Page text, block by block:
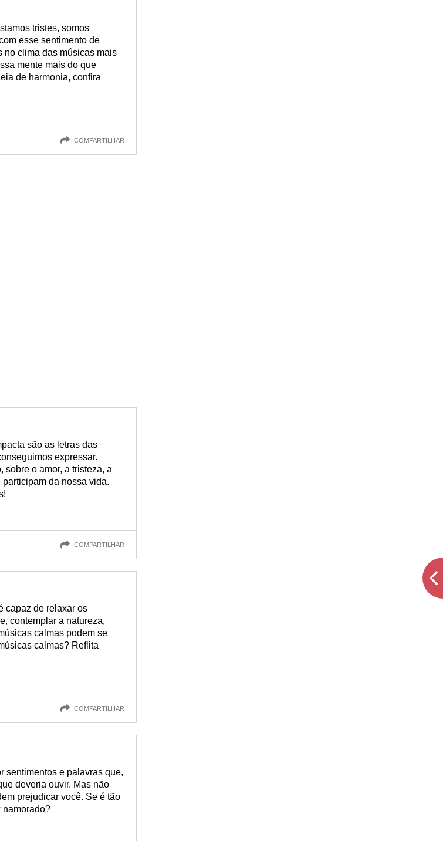
tristes, somos
esse sentimento de
no clima das músicas mais
mente mais do que
de harmonia, confira
COMPARTILHAR
são as letras das
expressar.
sobre o amor, a tristeza, a
da nossa vida.
COMPARTILHAR
capaz de relaxar os
contemplar a natureza,
calmas podem se
calmas? Reflita
COMPARTILHAR
sentimentos e palavras que,
deveria ouvir. Mas não
prejudicar você. Se é tão
namorado?